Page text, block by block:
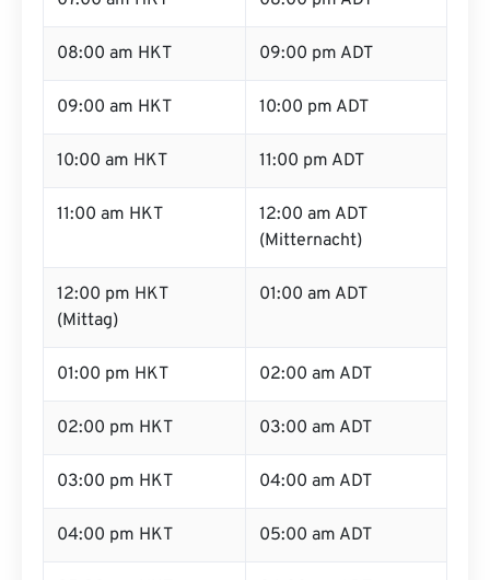
08:00 am HKT 09:00 pm ADT
09:00 am HKT 10:00 pm ADT
10:00 am HKT 11:00 pm ADT
11:00 am HKT
12:00 am ADT
(Mitternacht)
12:00 pm HKT
(Mittag)
01:00 am ADT
01:00 pm HKT 02:00 am ADT
02:00 pm HKT 03:00 am ADT
03:00 pm HKT 04:00 am ADT
04:00 pm HKT 05:00 am ADT